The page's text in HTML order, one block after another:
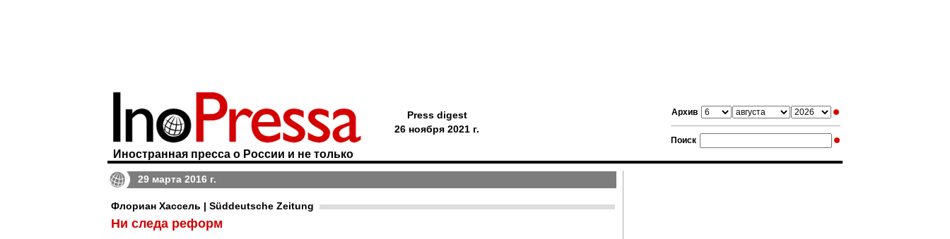
Архив
Поиск
Иностранная пресса о России и не только
Press digest
26 ноября 2021 г.
29 марта 2016 г.
Флориан Хассель | Süddeutsche Zeitung
Ни следа реформ